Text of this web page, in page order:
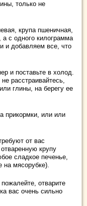
только не
крупа пшеничная,
с одного килограмма
и добавляем все, что
и поставьте в холод.
расстраивайтесь,
глины, на берегу ее
прикормки, или или
от вас
крупу
сладкое печенье,
на мясорубке).
отварите
вас очень сильно